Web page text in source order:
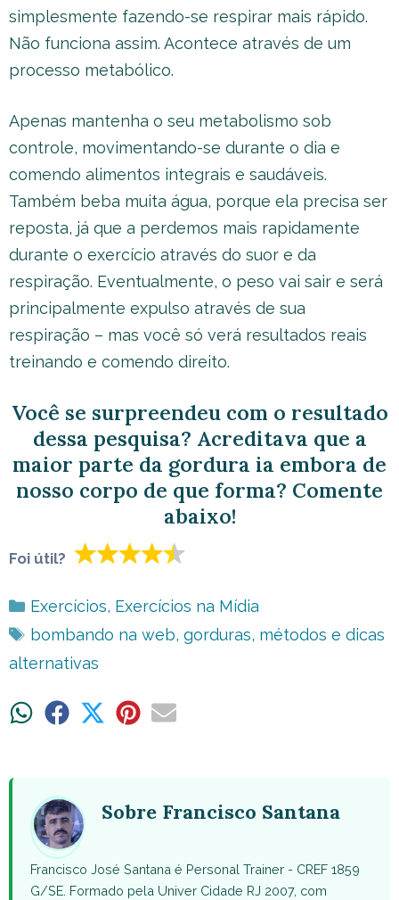
simplesmente fazendo-se respirar mais rápido.
Não funciona assim. Acontece através de um
processo metabólico.
Apenas mantenha o seu metabolismo sob
controle, movimentando-se durante o dia e
comendo alimentos integrais e saudáveis.
Também beba muita água, porque ela precisa ser
reposta, já que a perdemos mais rapidamente
durante o exercício através do suor e da
respiração. Eventualmente, o peso vai sair e será
principalmente expulso através de sua
respiração – mas você só verá resultados reais
treinando e comendo direito.
Você se surpreendeu com o resultado
dessa pesquisa? Acreditava que a
maior parte da gordura ia embora de
nosso corpo de que forma? Comente
abaixo!
Foi útil?
Categorias
Exercícios, Exercícios na Mídia
Tags
bombando na web, gorduras, métodos e dicas
alternativas
ShareShare ShareShareShare
Sobre Francisco Santana
Francisco José Santana é Personal Trainer - CREF 1859
G/SE. Formado pela Univer Cidade RJ 2007, com